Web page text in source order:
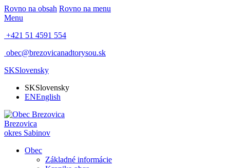
Rovno na obsah Rovno na menu
Menu
+421 51 4591 554
obec@brezovicanadtorysou.sk
SKSlovensky
SKSlovensky
ENEnglish
Brezovica
okres Sabinov
Obec
Základné informácie